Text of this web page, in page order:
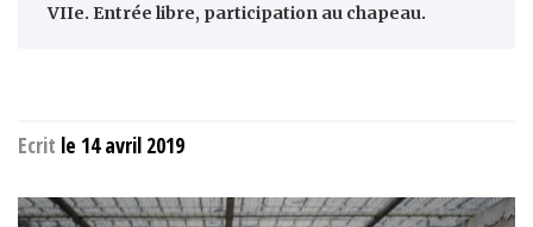
VIIe. Entrée libre, participation au chapeau.
Ecrit le 14 avril 2019